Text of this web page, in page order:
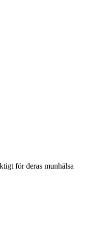
för deras munhälsa